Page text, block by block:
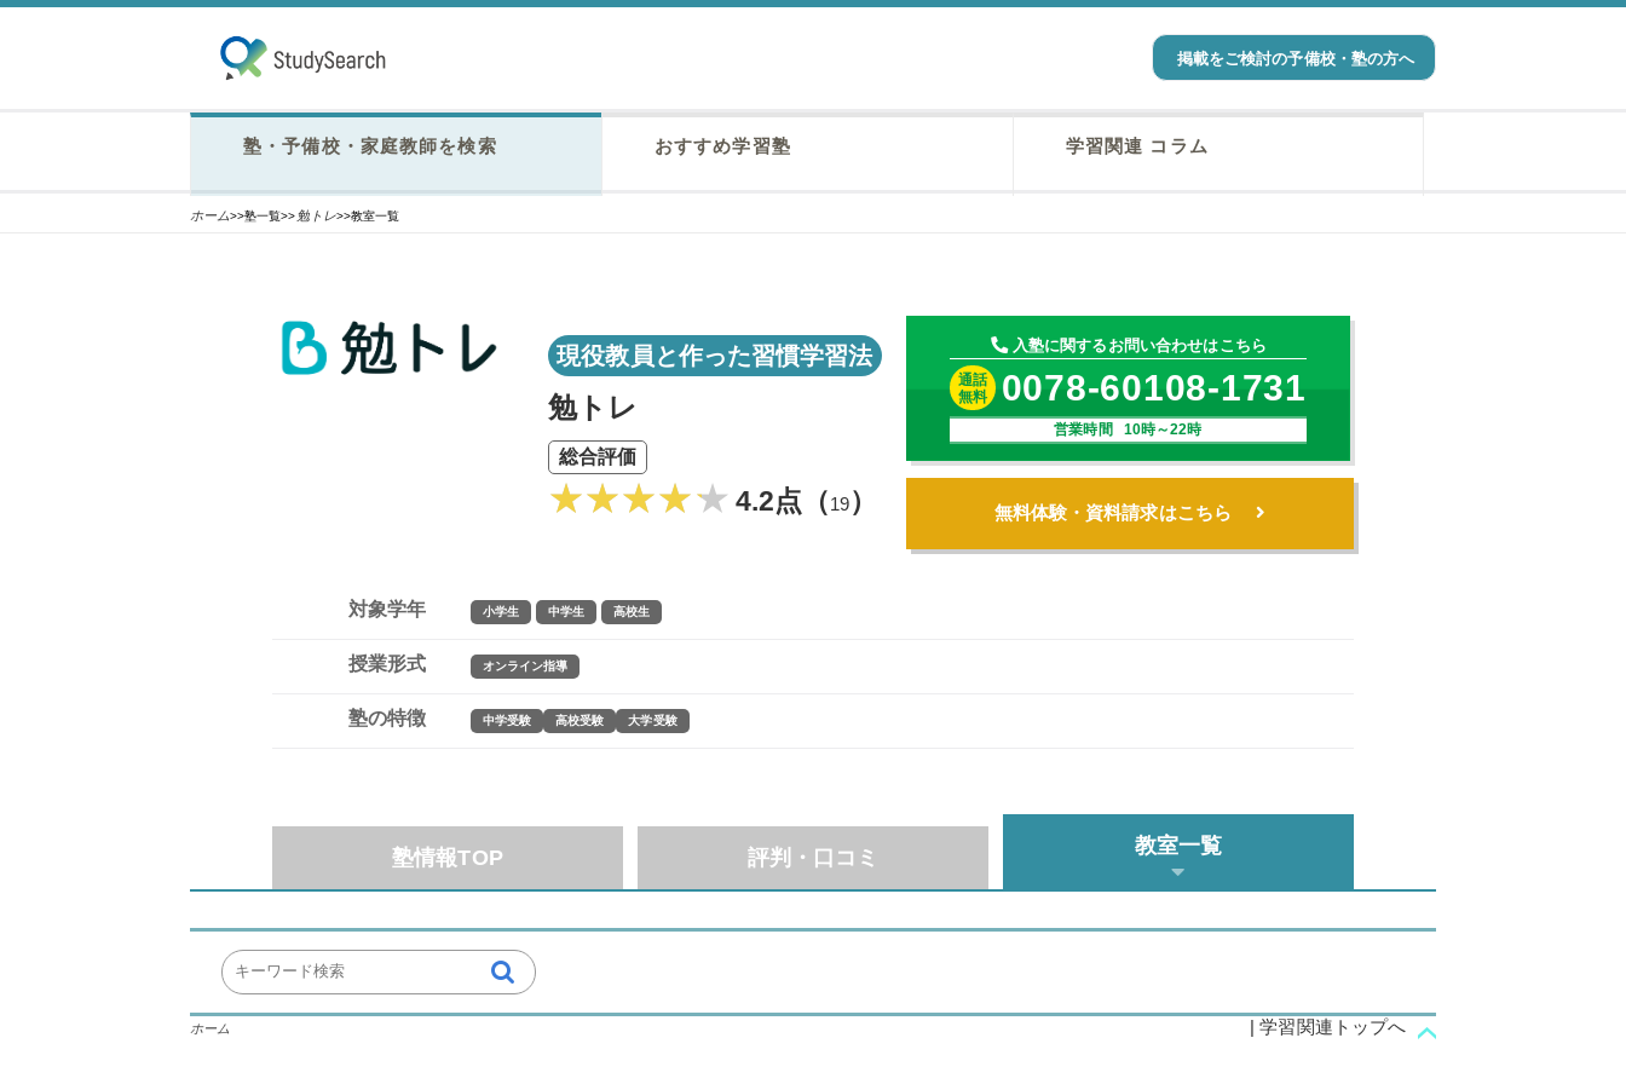
掲載をご検討の予備校・塾の方へ
塾・予備校・家庭教師を検索 おすすめ学習塾 学習関連 コラム
ホーム>>塾一覧>>勉トレ>>教室一覧
現役教員と作った習慣学習法
勉トレ
総合評価
4.2点（19）
入塾に関するお問い合わせはこちら
通話
無料
0078-60108-1731
営業時間 10時～22時
無料体験・資料請求はこちら
対象学年 小学生 中学生 高校生
授業形式 オンライン指導
塾の特徴 中学受験 高校受験 大学受験
塾情報TOP 評判・口コミ 教室一覧
ホーム | 学習関連トップへ